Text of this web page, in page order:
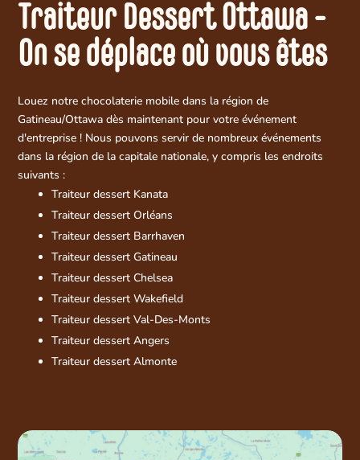
Traiteur Dessert Ottawa -
On se déplace où vous êtes
Louez notre chocolaterie mobile dans la région de
Gatineau/Ottawa dès maintenant pour votre événement
d'entreprise ! Nous pouvons servir de nombreux événements
dans la région de la capitale nationale, y compris les endroits
suivants :
Traiteur dessert Kanata
Traiteur dessert Orléans
Traiteur dessert Barrhaven
Traiteur dessert Gatineau
Traiteur dessert Chelsea
Traiteur dessert Wakefield
Traiteur dessert Val-Des-Monts
Traiteur dessert Angers
Traiteur dessert Almonte